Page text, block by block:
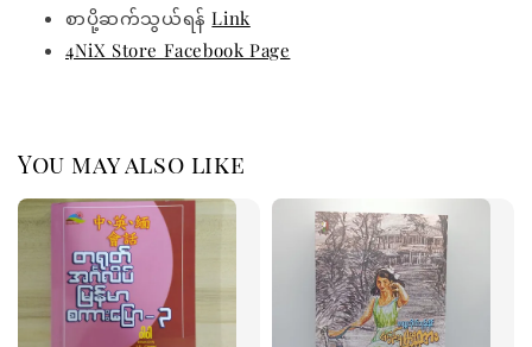
စာပို့ဆက်သွယ်ရန်Link
4NiX Store Facebook Page
You may also like